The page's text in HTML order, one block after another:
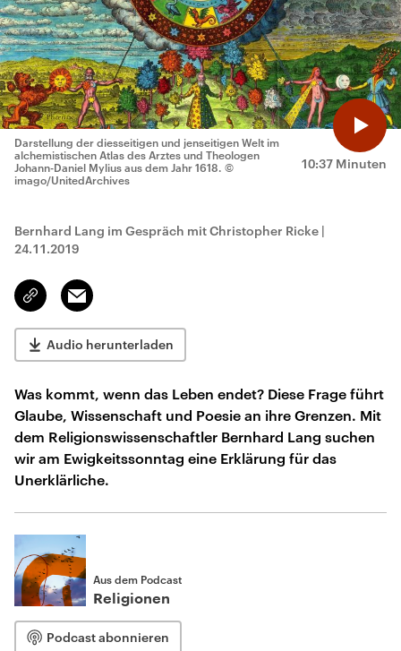
10:37 Minuten
Darstellung der diesseitigen und jenseitigen Welt im
alchemistischen Atlas des Arztes und Theologen
Johann-Daniel Mylius aus dem Jahr 1618. ©
imago/UnitedArchives
Bernhard Lang im Gespräch mit Christopher Ricke |
24.11.2019
Link
kopieren/teilen
Email
Audio herunterladen
Was kommt, wenn das Leben endet? Diese Frage führt
Glaube, Wissenschaft und Poesie an ihre Grenzen. Mit
dem Religionswissenschaftler Bernhard Lang suchen
wir am Ewigkeitssonntag eine Erklärung für das
Unerklärliche.
Aus dem Podcast
Religionen
Podcast abonnieren